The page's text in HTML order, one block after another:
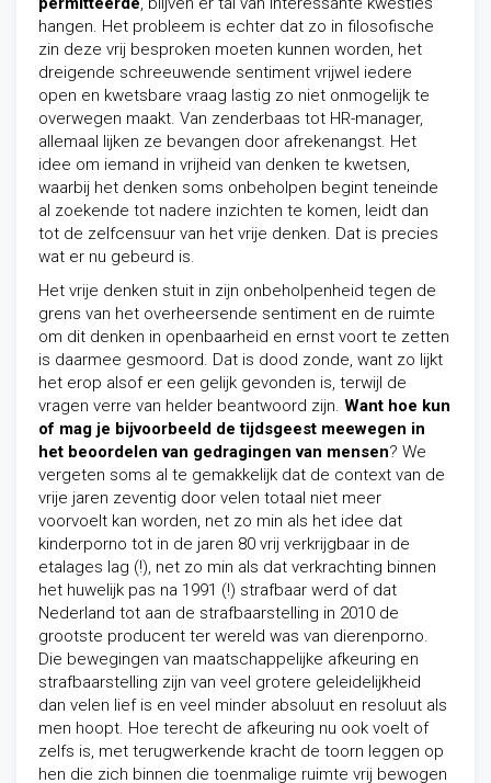
hangen. Het probleem is echter dat zo in filosofische
zin deze vrij besproken moeten kunnen worden, het
dreigende schreeuwende sentiment vrijwel iedere
open en kwetsbare vraag lastig zo niet onmogelijk te
overwegen maakt. Van zenderbaas tot HR-manager,
allemaal lijken ze bevangen door afrekenangst. Het
idee om iemand in vrijheid van denken te kwetsen,
waarbij het denken soms onbeholpen begint teneinde
al zoekende tot nadere inzichten te komen, leidt dan
tot de zelfcensuur van het vrije denken. Dat is precies
wat er nu gebeurd is.
Het vrije denken stuit in zijn onbeholpenheid tegen de
grens van het overheersende sentiment en de ruimte
om dit denken in openbaarheid en ernst voort te zetten
is daarmee gesmoord. Dat is dood zonde, want zo lijkt
het erop alsof er een gelijk gevonden is, terwijl de
vragen verre van helder beantwoord zijn. Want hoe kun
of mag je bijvoorbeeld de tijdsgeest meewegen in
het beoordelen van gedragingen van mensen? We
vergeten soms al te gemakkelijk dat de context van de
vrije jaren zeventig door velen totaal niet meer
voorvoelt kan worden, net zo min als het idee dat
kinderporno tot in de jaren 80 vrij verkrijgbaar in de
etalages lag (!), net zo min als dat verkrachting binnen
het huwelijk pas na 1991 (!) strafbaar werd of dat
Nederland tot aan de strafbaarstelling in 2010 de
grootste producent ter wereld was van dierenporno.
Die bewegingen van maatschappelijke afkeuring en
strafbaarstelling zijn van veel grotere geleidelijkheid
dan velen lief is en veel minder absoluut en resoluut als
men hoopt. Hoe terecht de afkeuring nu ook voelt of
zelfs is, met terugwerkende kracht de toorn leggen op
hen die zich binnen die toenmalige ruimte vrij bewogen